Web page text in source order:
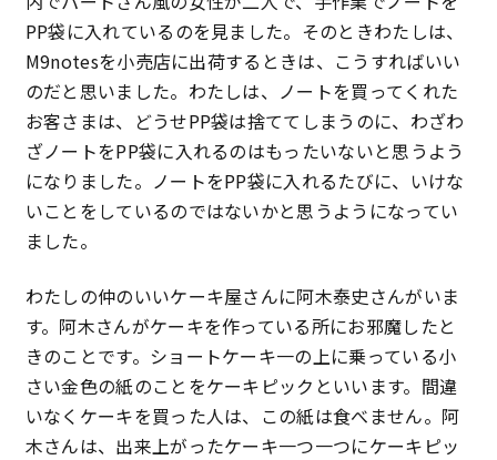
PP袋に入れているのを見ました。そのときわたしは、
M9notesを小売店に出荷するときは、こうすればいい
のだと思いました。わたしは、ノートを買ってくれた
お客さまは、どうせPP袋は捨ててしまうのに、わざわ
ざノートをPP袋に入れるのはもったいないと思うよう
になりました。ノートをPP袋に入れるたびに、いけな
いことをしているのではないかと思うようになってい
ました。
わたしの仲のいいケーキ屋さんに阿木泰史さんがいま
す。阿木さんがケーキを作っている所にお邪魔したと
きのことです。ショートケーキ一の上に乗っている小
さい金色の紙のことをケーキピックといいます。間違
いなくケーキを買った人は、この紙は食べません。阿
木さんは、出来上がったケーキ一つ一つにケーキピッ